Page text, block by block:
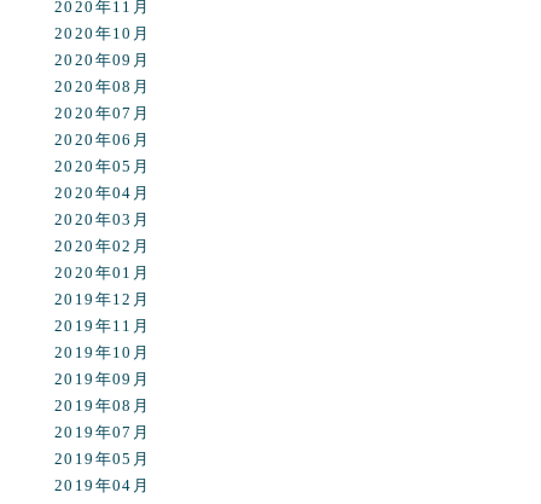
2020年11月
2020年10月
2020年09月
2020年08月
2020年07月
2020年06月
2020年05月
2020年04月
2020年03月
2020年02月
2020年01月
2019年12月
2019年11月
2019年10月
2019年09月
2019年08月
2019年07月
2019年05月
2019年04月